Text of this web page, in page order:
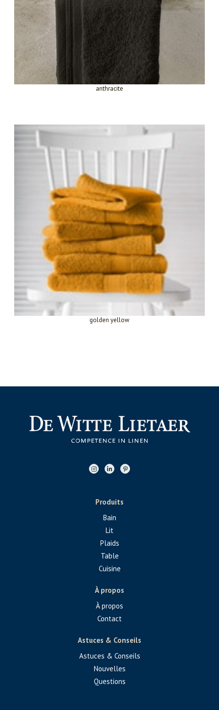
anthracite
golden yellow
Produits
Bain
Lit
Plaids
Table
Cuisine
À propos
À propos
Contact
Astuces & Conseils
Astuces & Conseils
Nouvelles
Questions